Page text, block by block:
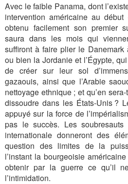
Avec le faible Panama, dont
intervention américaine au
obtenu facilement son premier
saura dans les mois qui
suffiront à faire plier le Danemark
ou bien la Jordanie et l’Égypte,
de créer sur leur sol
gazaouis, ainsi que l’Arabie
nettoyage ethnique ; et qu’en
dissoudre dans les États-Unis ?
appuyé sur la force de
pas le succès. Les
internationale donneront des
question des limites de la
l’instant la bourgeoisie
obtenir par la guerre ce qu’il
l’intimidation.